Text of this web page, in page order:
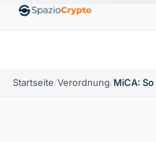
EthereumETH1.880,58 $
Startseite/Verordnung/